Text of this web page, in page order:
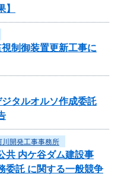
制御装置更新工事に
タルオルソ作成委託
川開発工事事務所
共 内ケ谷ダム建設事
託 に関する一般競争